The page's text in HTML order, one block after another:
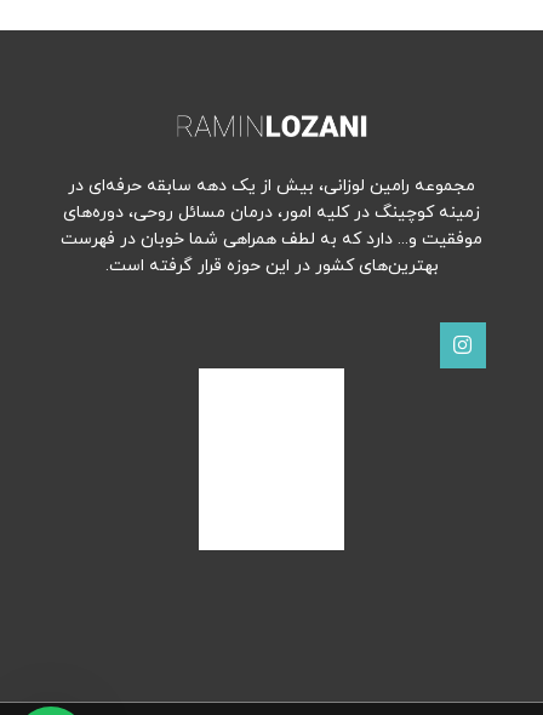
مجموعه رامین لوزانی، بیش از یک دهه سابقه حرفه‌ای در
زمینه کوچینگ در کلیه امور، درمان مسائل روحی، دوره‌های
موفقیت و... دارد که به لطف همراهی شما خوبان در فهرست
بهترین‌های کشور در این حوزه قرار گرفته است.